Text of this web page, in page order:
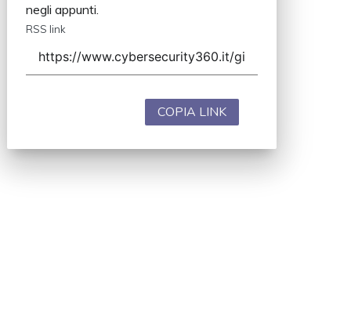
negli appunti.
RSS link
COPIA LINK